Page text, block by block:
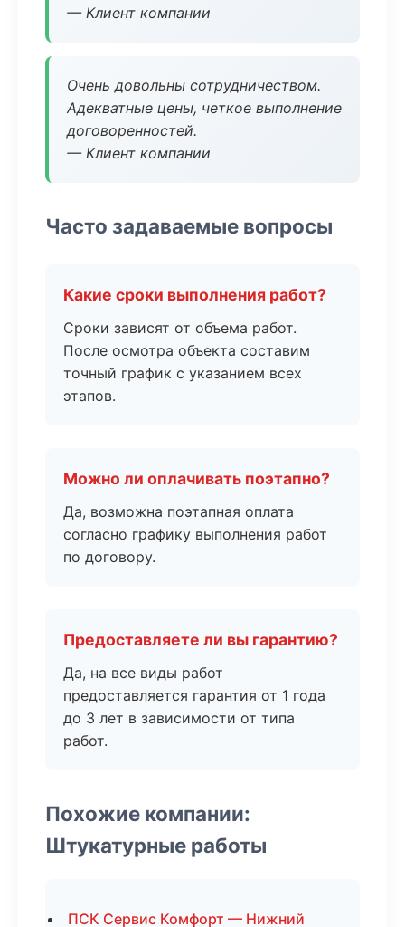
— Клиент компании
Очень довольны сотрудничеством.
Адекватные цены, четкое выполнение
договоренностей.
— Клиент компании
Часто задаваемые вопросы
Какие сроки выполнения работ?
Сроки зависят от объема работ.
После осмотра объекта составим
точный график с указанием всех
этапов.
Можно ли оплачивать поэтапно?
Да, возможна поэтапная оплата
согласно графику выполнения работ
по договору.
Предоставляете ли вы гарантию?
Да, на все виды работ
предоставляется гарантия от 1 года
до 3 лет в зависимости от типа
работ.
Похожие компании:
Штукатурные работы
ПСК Сервис Комфорт — Нижний